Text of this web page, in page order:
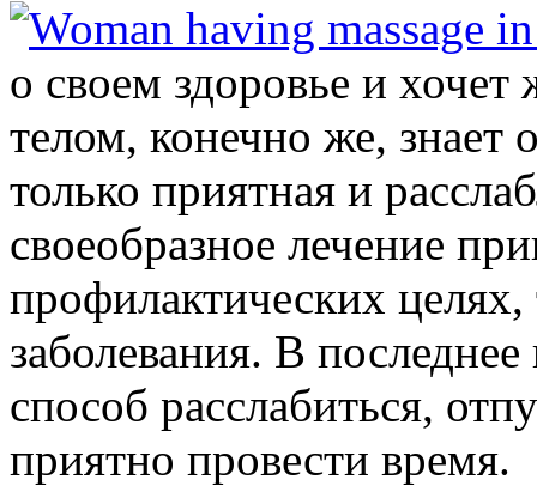
о своем здоровье и
телом, конечно же,
только приятная и
своеобразное лечение
профилактических
заболевания. В
способ расслабиться,
приятно провести время.